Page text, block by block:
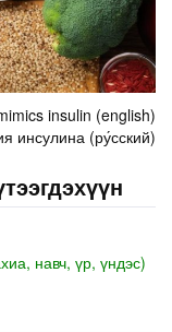
insulin (english)
инсулина (ру́сский)
навч, үр, үндэс)